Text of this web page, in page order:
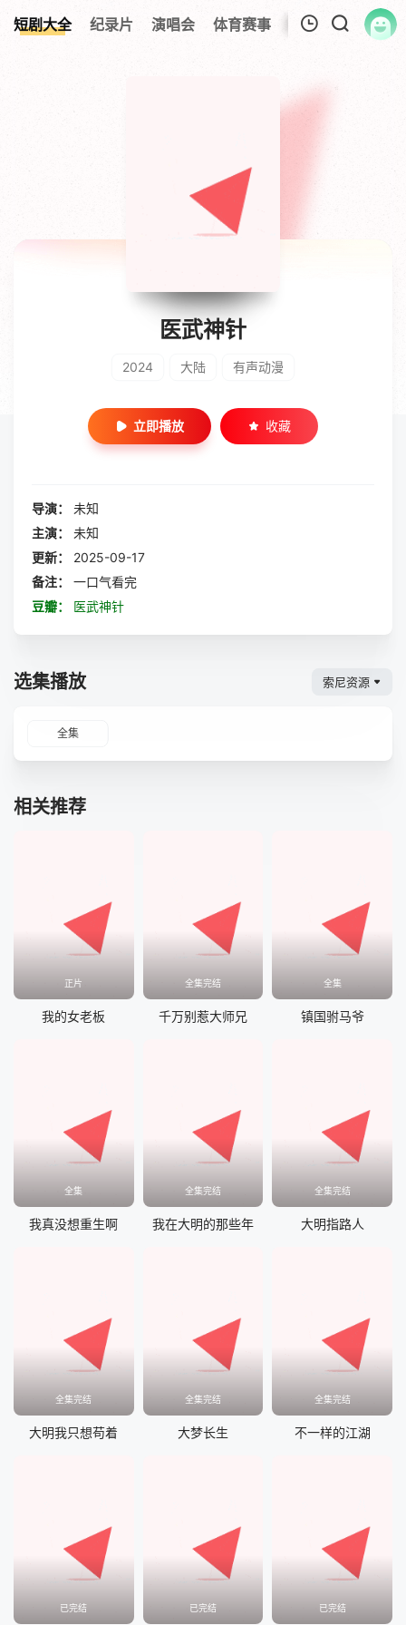
短剧大全 纪录片 演唱会 体育赛事 伦理片 影视解
暂无观看影片的记录
医武神针
2024 大陆 有声动漫
立即播放 收藏
导演：
未知
主演：
未知
更新：
2025-09-17
备注：
一口气看完
豆瓣：
医武神针
选集播放 索尼资源
全集
相关推荐
正片
我的女老板
全集完结
千万别惹大师兄
全集
镇国驸马爷
全集
我真没想重生啊
全集完结
我在大明的那些年
全集完结
大明指路人
全集完结
大明我只想苟着
全集完结
大梦长生
全集完结
不一样的江湖
已完结 已完结 已完结